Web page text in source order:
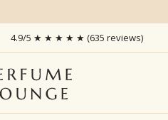
4.9/5 ★ ★ ★ ★ ★ (635 reviews)